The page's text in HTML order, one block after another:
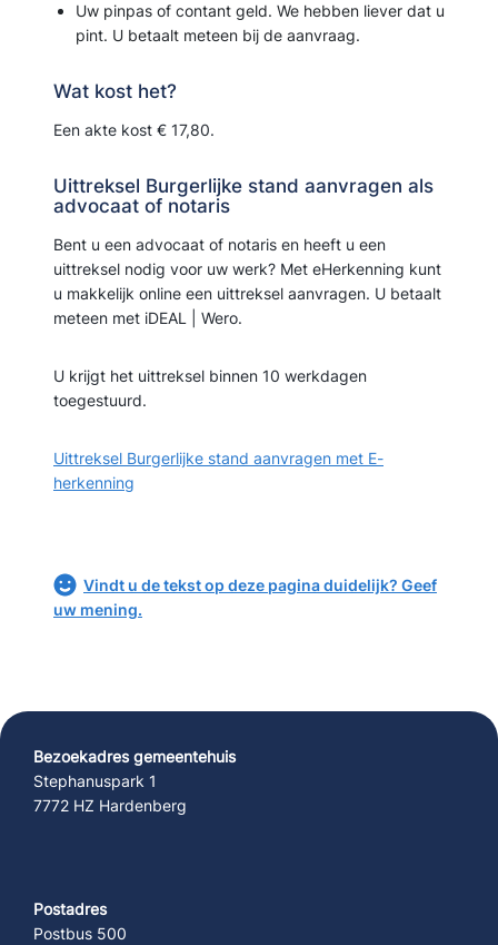
Uw pinpas of contant geld. We hebben liever dat u
pint. U betaalt meteen bij de aanvraag.
Wat kost het?
Een akte kost € 17,80.
Uittreksel Burgerlijke stand aanvragen als
advocaat of notaris
Bent u een advocaat of notaris en heeft u een
uittreksel nodig voor uw werk? Met eHerkenning kunt
u makkelijk online een uittreksel aanvragen. U betaalt
meteen met iDEAL | Wero.
U krijgt het uittreksel binnen 10 werkdagen
toegestuurd.
Uittreksel Burgerlijke stand aanvragen met E-
herkenning
Vindt u de tekst op deze pagina duidelijk? Geef
uw mening.
Bezoekadres gemeentehuis
Stephanuspark 1
7772 HZ Hardenberg
Postadres
Postbus 500